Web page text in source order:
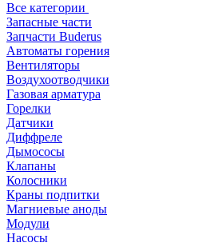
Все категории
Запасные части
Запчасти Buderus
Автоматы горения
Вентиляторы
Воздухоотводчики
Газовая арматура
Горелки
Датчики
Диффреле
Дымососы
Клапаны
Колосники
Краны подпитки
Магниевые аноды
Модули
Насосы